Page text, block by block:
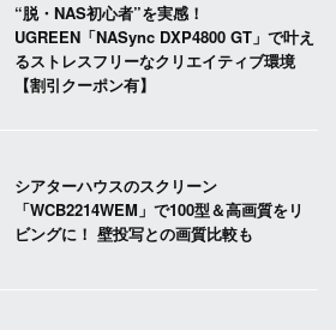
“脱・NAS初心者”を実感！
UGREEN「NASync DXP4800 GT」で叶え
るストレスフリーなクリエイティブ環境
【割引クーポン有】
シアターハウスのスクリーン
「WCB2214WEM」で100型＆高画質をリ
ビングに！ 壁投写との画質比較も